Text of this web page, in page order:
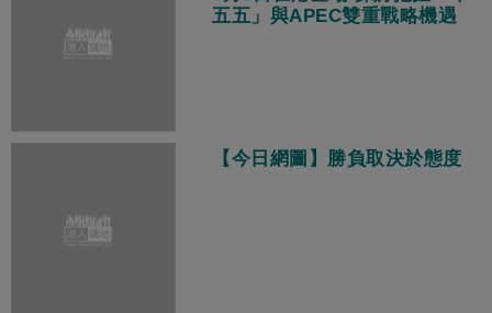
五五」與APEC雙重戰略機遇
【今日網圖】勝負取決於態度